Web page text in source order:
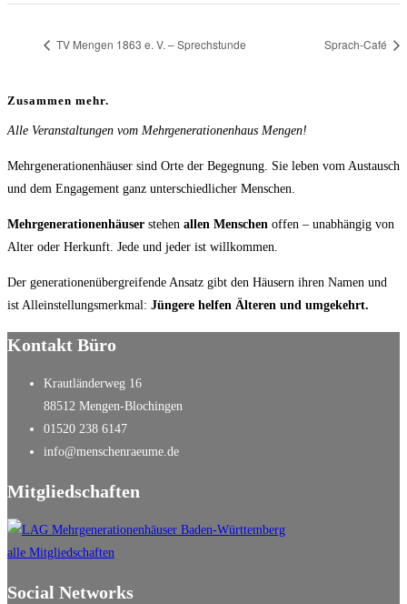
TV Mengen 1863 e. V. – Sprechstunde Sprach-Café
Zusammen mehr.
Alle Veranstaltungen vom Mehrgenerationenhaus Mengen!
Mehrgenerationenhäuser sind Orte der Begegnung. Sie leben vom Austausch
und dem Engagement ganz unterschiedlicher Menschen.
Mehrgenerationenhäuser stehen allen Menschen offen – unabhängig von
Alter oder Herkunft. Jede und jeder ist willkommen.
Der generationenübergreifende Ansatz gibt den Häusern ihren Namen und
ist Alleinstellungsmerkmal: Jüngere helfen Älteren und umgekehrt.
Kontakt Büro
Krautländerweg 16
88512 Mengen-Blochingen
01520 238 6147
info@menschenraeume.de
Mitgliedschaften
alle Mitgliedschaften
Social Networks